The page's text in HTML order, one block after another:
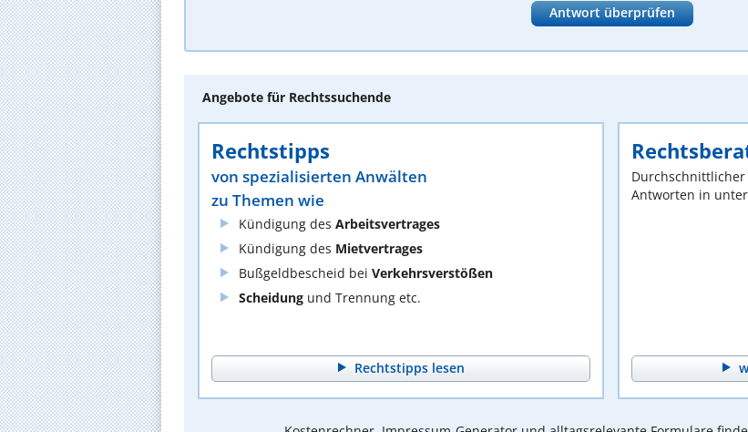
Antwort überprüfen
Angebote für Rechtssuchende
Rechtstipps
von spezialisierten Anwälten
zu Themen wie
Kündigung des Arbeitsvertrages
Kündigung des Mietvertrages
Bußgeldbescheid bei Verkehrsverstößen
Scheidung und Trennung etc.
Rechtstipps lesen
Durchschnittlicher
Antworten in